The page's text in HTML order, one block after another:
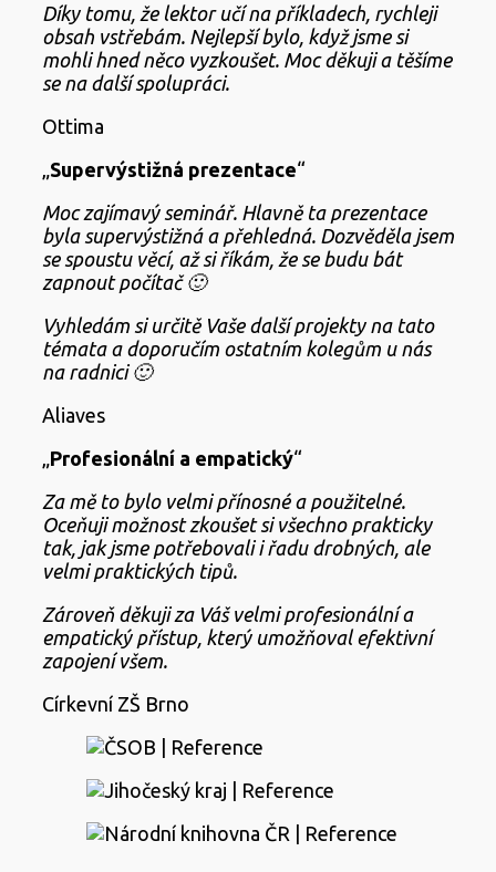
Díky tomu, že lektor učí na příkladech, rychleji
obsah vstřebám. Nejlepší bylo, když jsme si
mohli hned něco vyzkoušet. Moc děkuji a těšíme
se na další spolupráci.
Ottima
Supervýstižná prezentace“
Moc zajímavý seminář. Hlavně ta prezentace
byla supervýstižná a přehledná. Dozvěděla jsem
se spoustu věcí, až si říkám, že se budu bát
zapnout počítač 🙂
Vyhledám si určitě Vaše další projekty na tato
témata a doporučím ostatním kolegům u nás
na radnici 🙂
Aliaves
Profesionální a empatický“
Za mě to bylo velmi přínosné a použitelné.
Oceňuji možnost zkoušet si všechno prakticky
tak, jak jsme potřebovali i řadu drobných, ale
velmi praktických tipů.
Zároveň děkuji za Váš velmi profesionální a
empatický přístup, který umožňoval efektivní
zapojení všem.
Církevní ZŠ Brno